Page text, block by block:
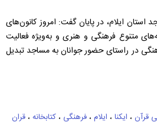
استان ایلام، در پایان گفت: امروز کانون‌های
متنوع فرهنگی و هنری و به‌ویژه فعالیت
در راستای حضور جوانان به مساجد تبدیل
قرآن ، ایکنا ، ایلام ، فرهنگی ، کتابخانه ، قران